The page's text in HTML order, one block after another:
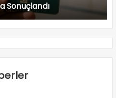
Sonuçlandı